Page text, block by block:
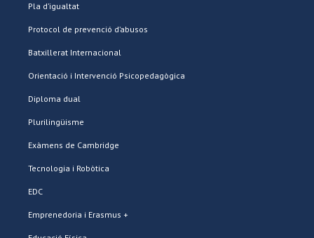
Pla d’igualtat
Protocol de prevenció d’abusos
Batxillerat Internacional
Orientació i Intervenció Psicopedagògica
Diploma dual
Plurilingüisme
Exàmens de Cambridge
Tecnologia i Robòtica
EDC
Emprenedoria i Erasmus +